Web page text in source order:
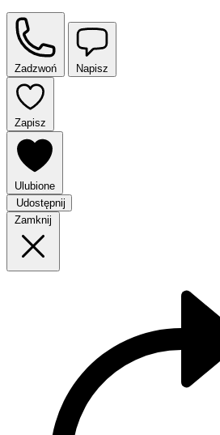
Zadzwoń Napisz
Zapisz
Ulubione
Udostępnij
Zamknij